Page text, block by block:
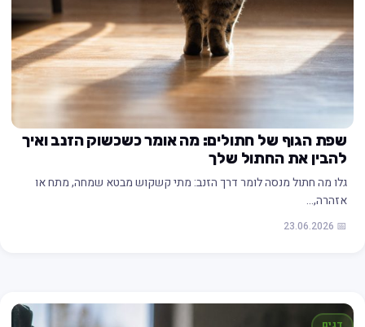
שפת הגוף של חתולים: מה אומר כשכשוק הזנב ואיך
להבין את החתול שלך
גלו מה חתול מנסה לומר דרך הזנב: מתי קשקוש מבטא שמחה, מתח או
אזהרה,…
📅 23.06.2026